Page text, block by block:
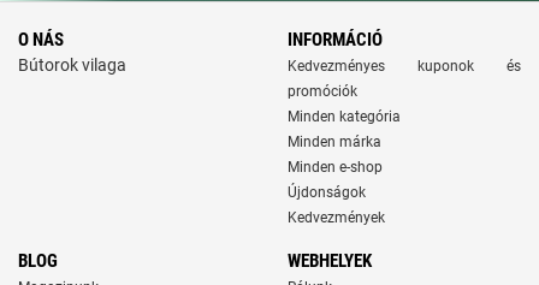
O NÁS
Bútorok vilaga
INFORMÁCIÓ
Kedvezményes kuponok és
promóciók
Minden kategória
Minden márka
Minden e-shop
Újdonságok
Kedvezmények
BLOG WEBHELYEK